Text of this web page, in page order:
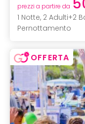
prezzi a partire da
1 Notte, 2 Adulti+2
Pernottamento
OFFERTA